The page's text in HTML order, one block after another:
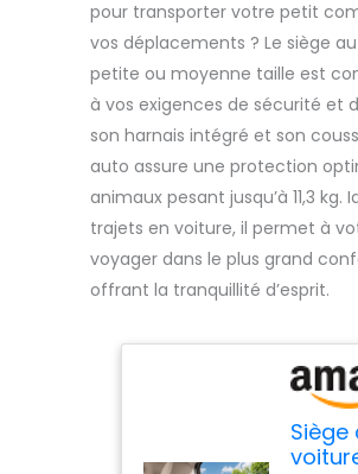
pour transporter votre petit
vos déplacements ? Le siège
petite ou moyenne taille est
à vos exigences de sécurité et
son harnais intégré et son
auto assure une protection
animaux pesant jusqu’à 11,3 kg.
trajets en voiture, il permet à
voyager dans le plus grand
offrant la tranquillité d’esprit.
Siège